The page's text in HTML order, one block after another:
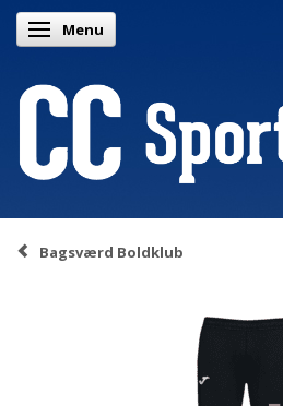
Skifte navigation
Menu
Bagsværd Boldklub